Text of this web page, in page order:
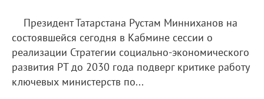
Президент Татарстана Рустам Минниханов на
состоявшейся сегодня в Кабмине сессии о
реализации Стратегии социально-экономического
развития РТ до 2030 года подверг критике работу
ключевых министерств по...